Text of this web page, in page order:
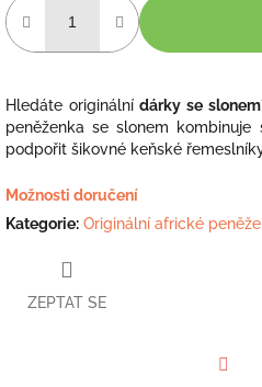
Hledáte originálnídárky se slonem
peněženka se slonem
podpořit šikovné keňské
Možnosti doručení
Kategorie: Originální africké
ZEPTAT SE